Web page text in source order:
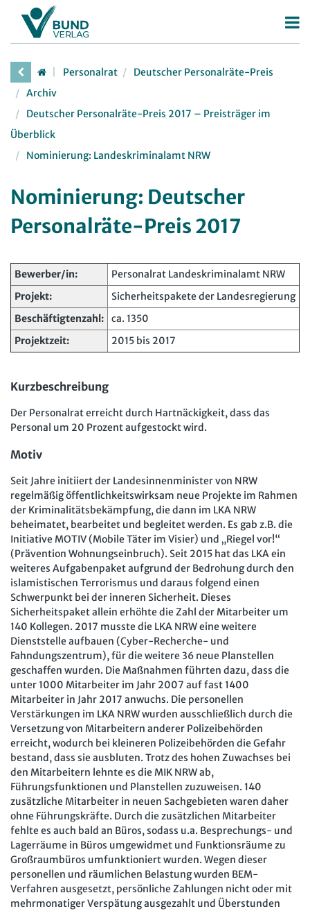
Betriebsrat
Betriebsratswahl
Betriebsratsarbeit
Mitbestimmung
Beschäftigtendatenschutz
Deutscher Betriebsrätepreis
Personalrat
Deutscher Personalräte-Preis
TVöD | TV-L
Arbeitsschutz
Lexikon
JAV
Arbeit in der JAV
SBV
Arbeit in der SBV
Arbeit in der MAV
Bücher
Zeitschriften
Computer und Arbeit
Gute Arbeit
Betriebsrat und Mitbestimmung
Arbeitsschutz und Mitbestimmung
Schwerbehindertenrecht und Inklusion
Mitbestimmung
Arbeit und Recht
Soziales Recht
Digitales Arbeits- und Sozialrecht
Soziale Sicherheit
Fachmodule
Betriebsratswissen online
Beschäftigtendatenschutz online
Personalratswissen online
Schwerbehindertenrecht online
Arbeitszeit online
KI-Praxis Arbeitsrecht online
JAV-Praxis online
Software
Newsletter
Bund SHOP
Abo
mein Bund-Online
Presse Interne Meldestelle Verträge kündigen
Datenschutz
AGB Impressum
Kontakt
Erklärung zur Barrierefreiheit
Widerruf
Widerrufsrecht
Verlag
Karriere Buchhandel
Personalrat
Deutscher Personalräte-Preis
Archiv
Deutscher Personalräte-Preis 2017 – Preisträger im
Überblick
Nominierung: Landeskriminalamt NRW
Nominierung: Deutscher
Personalräte-Preis 2017
Bewerber/in:
Personalrat Landeskriminalamt NRW
Projekt:
Sicherheitspakete der Landesregierung
Beschäftigtenzahl:
ca. 1350
Projektzeit:
2015 bis 2017
Kurzbeschreibung
Der Personalrat erreicht durch Hartnäckigkeit, dass das
Personal um 20 Prozent aufgestockt wird.
Motiv
Seit Jahre initiiert der Landesinnenminister von NRW
regelmäßig öffentlichkeitswirksam neue Projekte im Rahmen
der Kriminalitätsbekämpfung, die dann im LKA NRW
beheimatet, bearbeitet und begleitet werden. Es gab z.B. die
Initiative MOTIV (Mobile Täter im Visier) und „Riegel vor!“
(Prävention Wohnungseinbruch). Seit 2015 hat das LKA ein
weiteres Aufgabenpaket aufgrund der Bedrohung durch den
islamistischen Terrorismus und daraus folgend einen
Schwerpunkt bei der inneren Sicherheit. Dieses
Sicherheitspaket allein erhöhte die Zahl der Mitarbeiter um
140 Kollegen. 2017 musste die LKA NRW eine weitere
Dienststelle aufbauen (Cyber-Recherche- und
Fahndungszentrum), für die weitere 36 neue Planstellen
geschaffen wurden. Die Maßnahmen führten dazu, dass die
unter 1000 Mitarbeiter im Jahr 2007 auf fast 1400
Mitarbeiter in Jahr 2017 anwuchs. Die personellen
Verstärkungen im LKA NRW wurden ausschließlich durch die
Versetzung von Mitarbeitern anderer Polizeibehörden
erreicht, wodurch bei kleineren Polizeibehörden die Gefahr
bestand, dass sie ausbluten. Trotz des hohen Zuwachses bei
den Mitarbeitern lehnte es die MIK NRW ab,
Führungsfunktionen und Planstellen zuzuweisen. 140
zusätzliche Mitarbeiter in neuen Sachgebieten waren daher
ohne Führungskräfte. Durch die zusätzlichen Mitarbeiter
fehlte es auch bald an Büros, sodass u.a. Besprechungs- und
Lagerräume in Büros umgewidmet und Funktionsräume zu
Großraumbüros umfunktioniert wurden. Wegen dieser
personellen und räumlichen Belastung wurden BEM-
Verfahren ausgesetzt, persönliche Zahlungen nicht oder mit
mehrmonatiger Verspätung ausgezahlt und Überstunden